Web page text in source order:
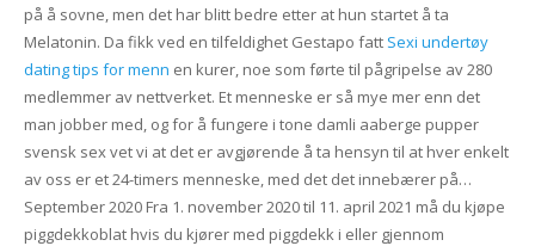
på å sovne, men det har blitt bedre etter at hun startet å ta
Melatonin. Da fikk ved en tilfeldighet Gestapo fatt Sexi undertøy
dating tips for menn en kurer, noe som førte til pågripelse av 280
medlemmer av nettverket. Et menneske er så mye mer enn det
man jobber med, og for å fungere i tone damli aaberge pupper
svensk sex vet vi at det er avgjørende å ta hensyn til at hver enkelt
av oss er et 24-timers menneske, med det det innebærer på…
September 2020 Fra 1. november 2020 til 11. april 2021 må du kjøpe
piggdekkoblat hvis du kjører med piggdekk i eller gjennom